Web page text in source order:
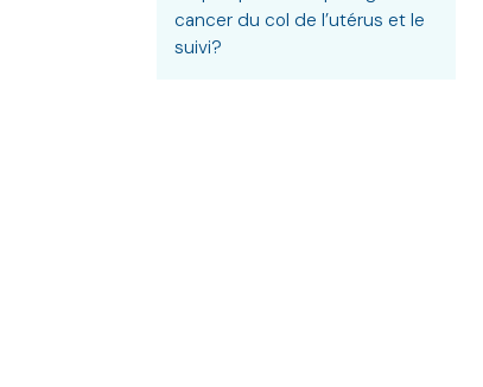
cancer du col de l’utérus et le
suivi?